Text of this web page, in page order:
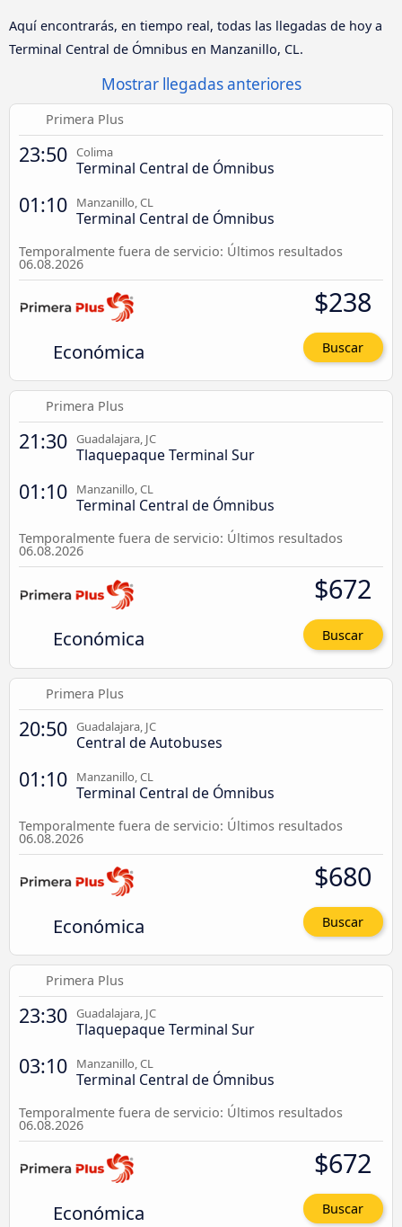
Aquí encontrarás, en tiempo real, todas las llegadas de hoy a
Terminal Central de Ómnibus en Manzanillo, CL.
Mostrar llegadas anteriores
Primera Plus
23:50 Colima
Terminal Central de Ómnibus
01:10 Manzanillo, CL
Terminal Central de Ómnibus
Temporalmente fuera de servicio: Últimos resultados
06.08.2026
Económica
$238
Buscar
Primera Plus
21:30 Guadalajara, JC
Tlaquepaque Terminal Sur
01:10 Manzanillo, CL
Terminal Central de Ómnibus
Temporalmente fuera de servicio: Últimos resultados
06.08.2026
Económica
$672
Buscar
Primera Plus
20:50 Guadalajara, JC
Central de Autobuses
01:10 Manzanillo, CL
Terminal Central de Ómnibus
Temporalmente fuera de servicio: Últimos resultados
06.08.2026
Económica
$680
Buscar
Primera Plus
23:30 Guadalajara, JC
Tlaquepaque Terminal Sur
03:10 Manzanillo, CL
Terminal Central de Ómnibus
Temporalmente fuera de servicio: Últimos resultados
06.08.2026
Económica
$672
Buscar